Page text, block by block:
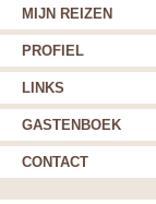
MIJN REIZEN
PROFIEL
LINKS
GASTENBOEK
CONTACT